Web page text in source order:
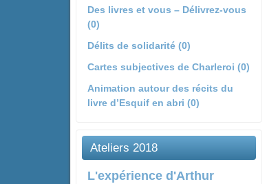
Des livres et vous – Délivrez-vous
(0)
Délits de solidarité (0)
Cartes subjectives de Charleroi (0)
Animation autour des récits du
livre d’Esquif en abri (0)
Ateliers 2018
L'expérience d'Arthur